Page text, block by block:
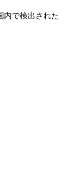
で検出された